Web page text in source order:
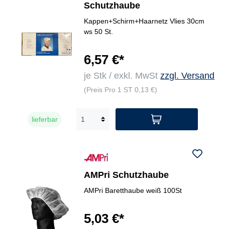
Schutzhaube
Kappen+Schirm+Haarnetz Vlies 30cm
ws 50 St.
6,57 €*
je Stk / exkl. MwStzzgl. Versand
(Preis Pro 1 ST 0,13 €)
lieferbar
AMPri Schutzhaube
AMPri Baretthaube weiß 100St
5,03 €*